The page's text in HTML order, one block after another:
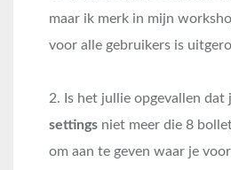
maar ik merk in mijn
voor alle gebruikers is
2. Is het jullie opgevallen dat
settings niet meer die 8
om aan te geven waar je